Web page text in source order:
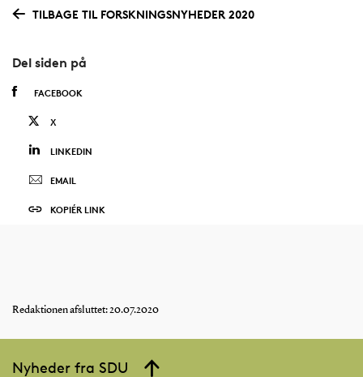
TILBAGE TIL FORSKNINGSNYHEDER 2020
Del siden på
FACEBOOK
X
LINKEDIN
EMAIL
KOPIÉR LINK
Redaktionen afsluttet: 20.07.2020
Nyheder fra SDU